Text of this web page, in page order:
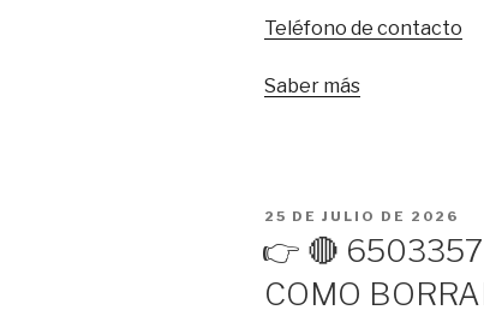
Teléfono de contacto
Saber más
PUBLICADO
25 DE JULIO DE 2026
👉 🔴
COMO